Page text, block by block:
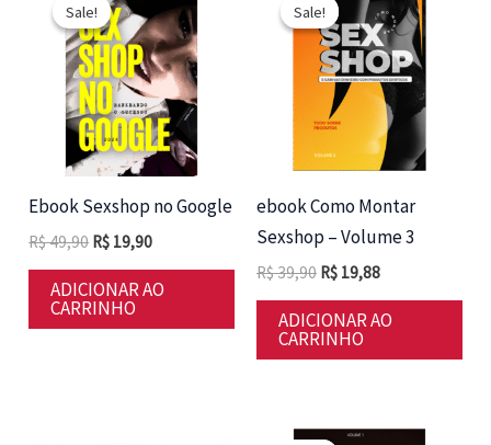
Sale!
Sale!
Ebook Sexshop no Google
R$49,90 O
original
era:
R$ 49,90.
R$ 19,90O
atual
é:
R$ 19,90.
ADICIONAR AO
CARRINHO
Sale!
Sale!
ebook Como Montar
Sexshop – Volume 3
R$39,90 O
original
era:
R$ 39,90.
R$ 19,88O
atual
é:
R$ 19,88.
ADICIONAR AO
CARRINHO